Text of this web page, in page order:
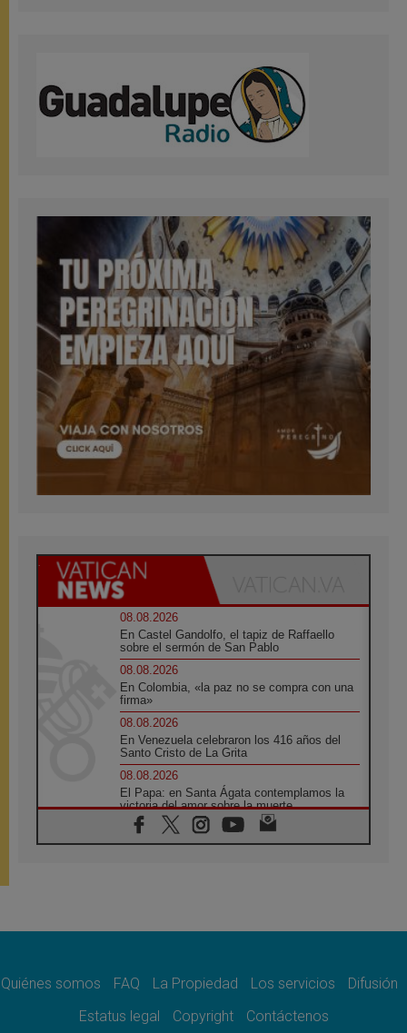
08.08.2026
En Castel Gandolfo, el tapiz de Raffaello
sobre el sermón de San Pablo
08.08.2026
En Colombia, «la paz no se compra con una
firma»
08.08.2026
En Venezuela celebraron los 416 años del
Santo Cristo de La Grita
08.08.2026
El Papa: en Santa Ágata contemplamos la
victoria del amor sobre la muerte
08.08.2026
León XIV visitará el Santuario de la Madre
07.08.2026
07.08.2026
el compromiso del cristiano"
Quiénes somos FAQ La Propiedad Los servicios
Difusión
Estatus legal
Copyright Contáctenos